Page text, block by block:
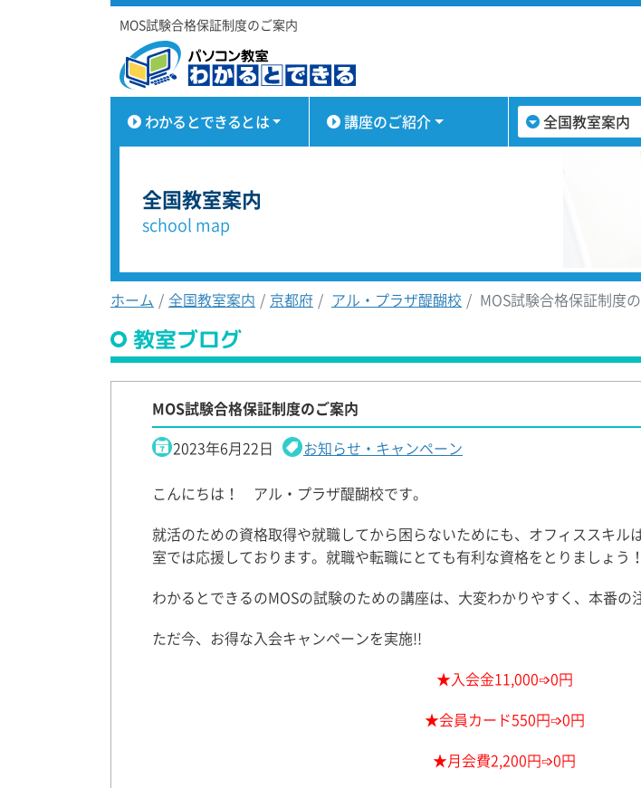
MOS試験合格保証制度のご案内
わかるとできるとは 講座のご紹介 全国教室案内
全国教室案内
school map
ホーム 全国教室案内 京都府 アル・プラザ醍醐校 MOS試験合格保証制度
教室ブログ
MOS試験合格保証制度のご案内
2023年6月22日
お知らせ・キャンペーン
こんにちは！ アル・プラザ醍醐校です。
就活のための資格取得や就職してから困らないためにも、オフィススキル
室では応援しております。就職や転職にとても有利な資格をとりましょう！
わかるとできるのMOSの試験のための講座は、大変わかりやすく、本番の
ただ今、お得な入会キャンペーンを実施!!
★入会金11,000➩0円
★会員カード550円➩0円
★月会費2,200円➩0円